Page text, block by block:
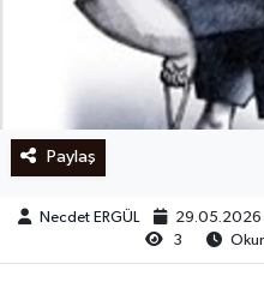
Paylaş
Necdet ERGÜL 29.05.2026
3
Ege
İzmir
İletişim
Künye